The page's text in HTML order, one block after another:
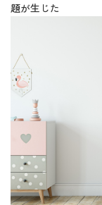
題が生じた